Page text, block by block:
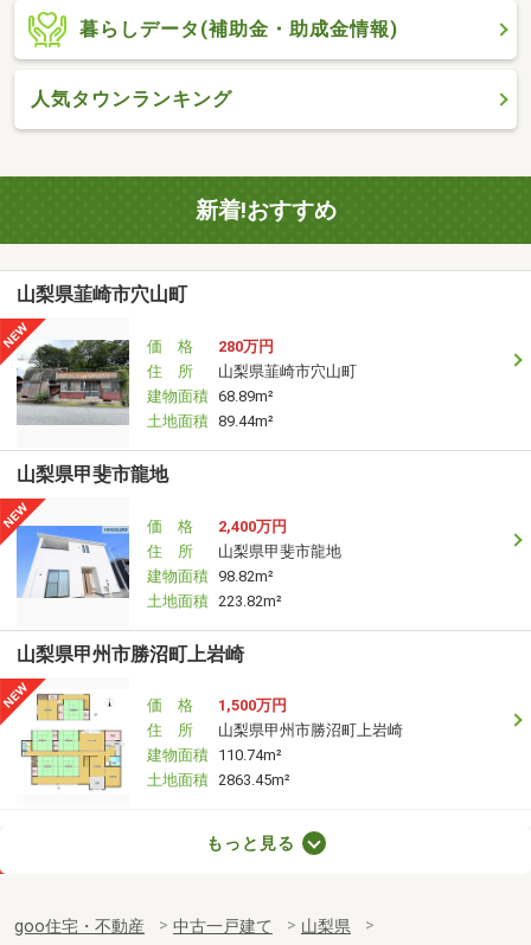
暮らしデータ(補助金・助成金情報)
人気タウンランキング
新着!おすすめ
山梨県韮崎市穴山町
価 格
280万円
住 所
山梨県韮崎市穴山町
建物面積 68.89m²
土地面積 89.44m²
山梨県甲斐市龍地
価 格
2,400万円
住 所
山梨県甲斐市龍地
建物面積 98.82m²
土地面積 223.82m²
山梨県甲州市勝沼町上岩崎
価 格
1,500万円
住 所
山梨県甲州市勝沼町上岩崎
建物面積 110.74m²
土地面積 2863.45m²
山梨県南都留郡道志村
建物面積 56.31m²
もっと見る
goo住宅・不動産 中古一戸建て
山梨県